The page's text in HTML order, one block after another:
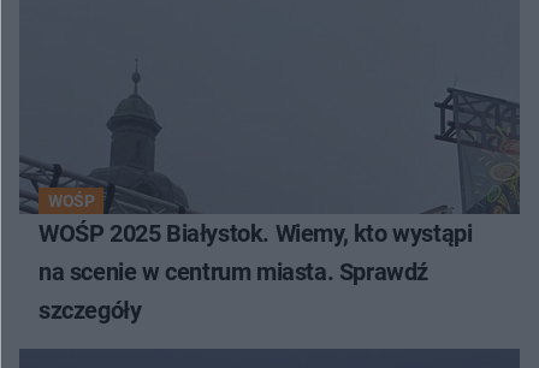
WOŚP
WOŚP 2025 Białystok. Wiemy, kto wystąpi
na scenie w centrum miasta. Sprawdź
szczegóły